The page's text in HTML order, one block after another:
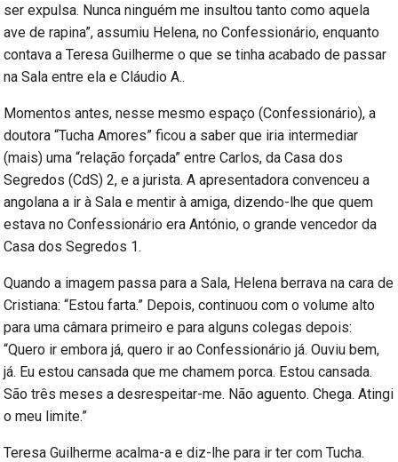
ser expulsa. Nunca ninguém me insultou tanto como aquela
ave de rapina”, assumiu Helena, no Confessionário, enquanto
contava a Teresa Guilherme o que se tinha acabado de passar
na Sala entre ela e Cláudio A..
Momentos antes, nesse mesmo espaço (Confessionário), a
doutora “Tucha Amores” ficou a saber que iria intermediar
(mais) uma “relação forçada” entre Carlos, da Casa dos
Segredos (CdS) 2, e a jurista. A apresentadora convenceu a
angolana a ir à Sala e mentir à amiga, dizendo-lhe que quem
estava no Confessionário era António, o grande vencedor da
Casa dos Segredos 1.
Quando a imagem passa para a Sala, Helena berrava na cara de
Cristiana: “Estou farta.” Depois, continuou com o volume alto
para uma câmara primeiro e para alguns colegas depois:
“Quero ir embora já, quero ir ao Confessionário já. Ouviu bem,
já. Eu estou cansada que me chamem porca. Estou cansada.
São três meses a desrespeitar-me. Não aguento. Chega. Atingi
o meu limite.”
Teresa Guilherme acalma-a e diz-lhe para ir ter com Tucha.